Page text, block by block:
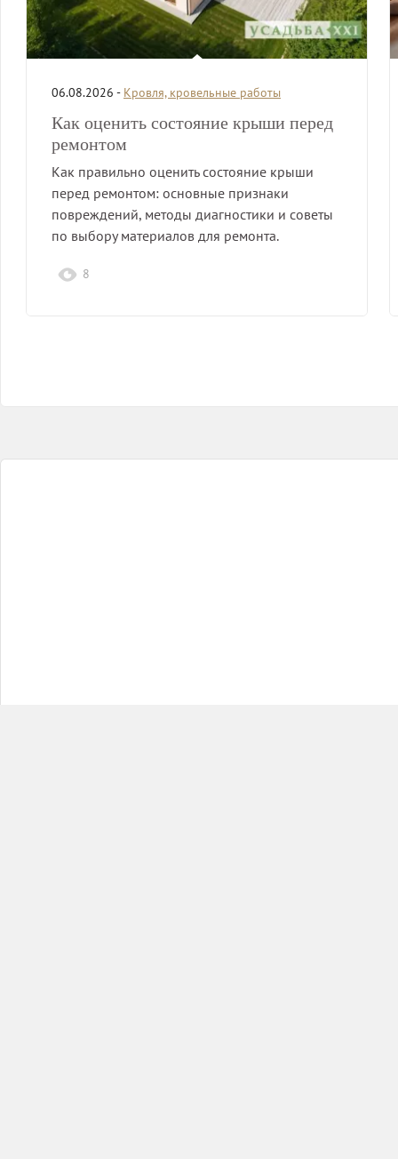
06.08.2026 - Кровля, кровельные работы
Как оценить состояние крыши перед
ремонтом
Как правильно оценить состояние крыши
перед ремонтом: основные признаки
повреждений, методы диагностики и советы
по выбору материалов для ремонта.
8